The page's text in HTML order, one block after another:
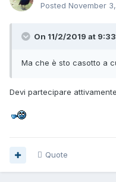
Posted November
On 11/2/2019 at
Ma che è sto casotto a
Devi partecipare
Quote